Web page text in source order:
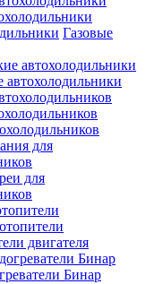
Газовые
автохолодильники
для
для
двигателя
Бинар